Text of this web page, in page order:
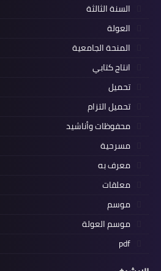
السنة الثالثة
العولة
المنحة الجامعية
انتاج كتابي
تحميل
تحميل التزام
محفوظات وأناشيد
مسرحية
معرف به
معلقات
موسم
موسم العولة
pdf